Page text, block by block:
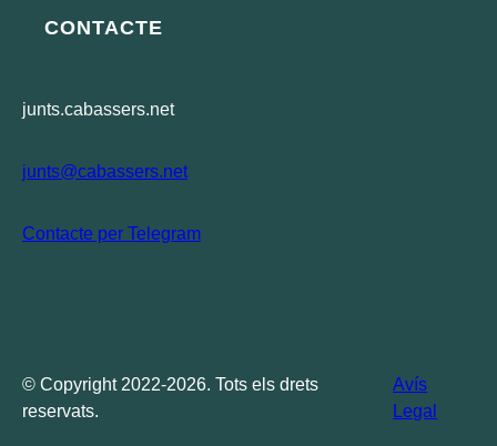
CONTACTE
junts.cabassers.net
junts@cabassers.net
Contacte per Telegram
© Copyright 2022-2026. Tots els drets
reservats.
Avís
Legal